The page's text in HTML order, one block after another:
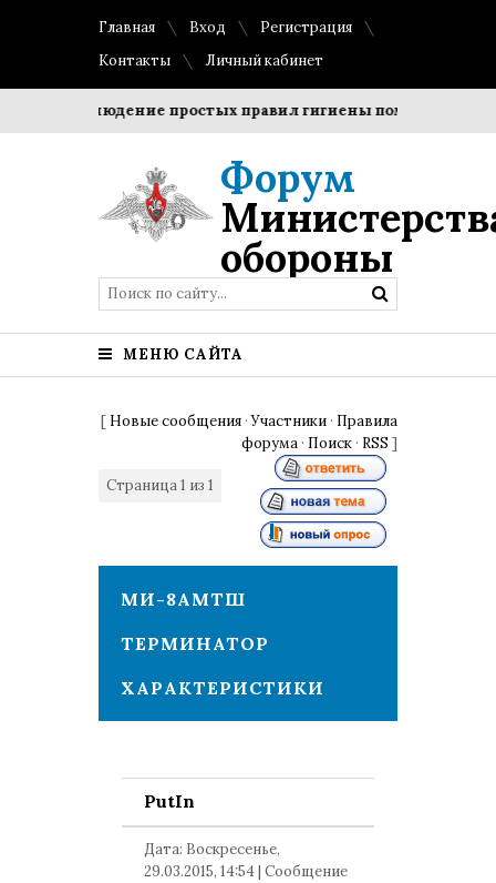
Главная Вход
Регистрация
Контакты
Личный кабинет
Соблюдение простых правил гигиены помогает
Форум
обороны
МЕНЮ САЙТА
[ Новые сообщения ·Участники · Правила
форума · Поиск · RSS ]
Страница1 из 1
МИ-8АМТШ
ТЕРМИНАТОР
ХАРАКТЕРИСТИКИ
PutIn
Дата: Воскресенье,
29.03.2015, 14:54 | Сообщение